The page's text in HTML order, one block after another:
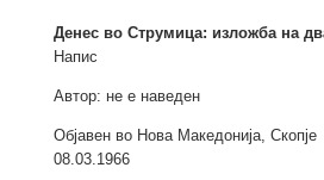
Денес во Струмица: изложба на
Напис
Автор: не е наведен
Објавен во Нова Македонија, Скопје
08.03.1966